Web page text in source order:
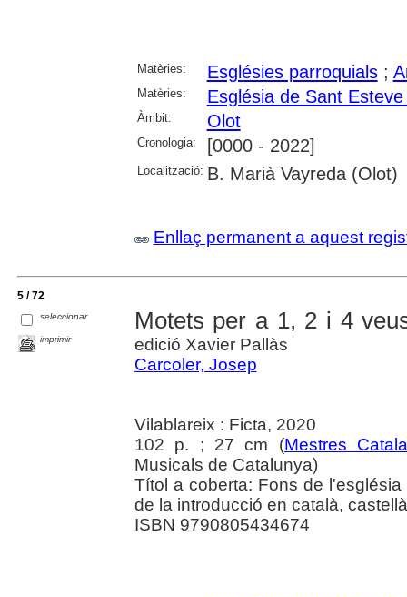
Matèries: Esglésies parroquials;
Matèries: Església de Sant
Àmbit: Olot
Cronologia: [0000 - 2022]
Localització: B. Marià Vayreda (Olot)
Enllaç permanent a aquest
5 / 72
seleccionar
imprimir
Motets per a 1, 2 i 4
edició Xavier Pallàs
Carcoler, Josep
Vilablareix : Ficta, 2020
102 p. ; 27 cm (Mestres
Musicals de Catalunya)
Títol a coberta: Fons de
de la introducció en català,
ISBN 9790805434674